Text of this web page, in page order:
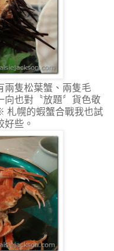
兩隻松葉蟹、兩隻毛
向也對〝放題〞貨色敬
札幌的蝦蟹合戰我也試
好些。